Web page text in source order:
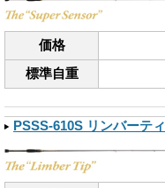
価格
標準自重
PSSS-610S リンバーテ